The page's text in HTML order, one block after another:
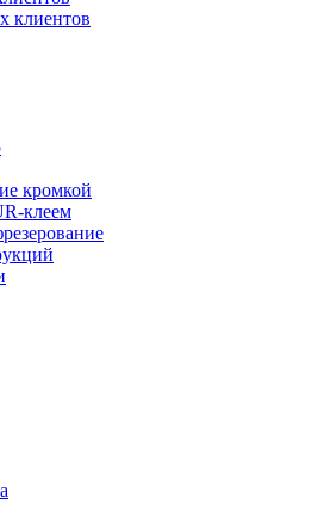
клиентов
кромкой
клеем